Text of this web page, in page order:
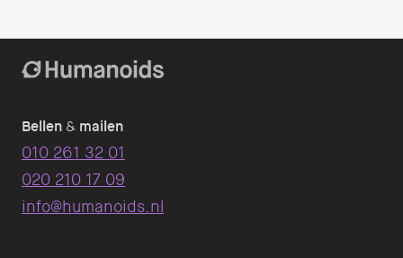
Bellen & mailen
010 261 32 01
020 210 17 09
info@humanoids.nl